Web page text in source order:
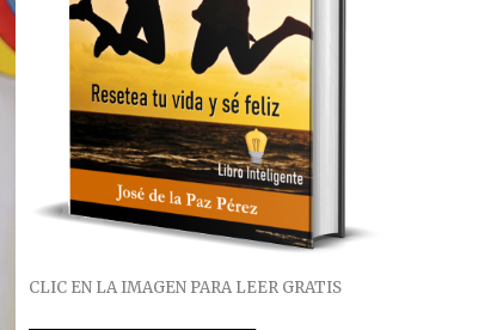
CLIC EN LA IMAGEN PARA LEER GRATIS